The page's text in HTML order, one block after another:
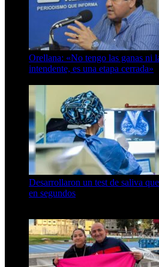
Orellana: «No tengo las ganas ni
intendente, es una etapa cerrada»
Desarrollaron un test de saliva
en segundos